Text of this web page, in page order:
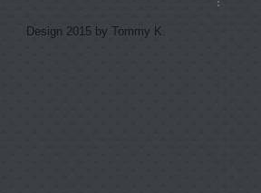
Design 2015 by Tommy K.